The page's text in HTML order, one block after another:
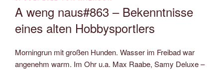
A weng naus#863 – Bekenntnisse
eines alten Hobbysportlers
Morningrun mit großen Hunden. Wasser im Freibad war
angenehm warm. Im Ohr u.a. Max Raabe, Samy Deluxe –